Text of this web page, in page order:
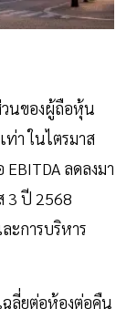
นของผู้ถือหุ้น
า ในไตรมาส
ลดลงมา
3 ปี 2568
ะการบริหาร
ฉลี่ยต่อห้องต่อคืน